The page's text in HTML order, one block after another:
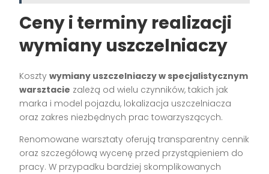
Ceny i terminy realizacji
wymiany uszczelniaczy
Kosztywymiany uszczelniaczy w specjalistycznym
warsztacie zależą od wielu czynników, takich jak
marka i model pojazdu, lokalizacja uszczelniacza
oraz zakres niezbędnych prac towarzyszących.
Renomowane warsztaty oferują transparentny cennik
oraz szczegółową wycenę przed przystąpieniem do
pracy. W przypadku bardziej skomplikowanych